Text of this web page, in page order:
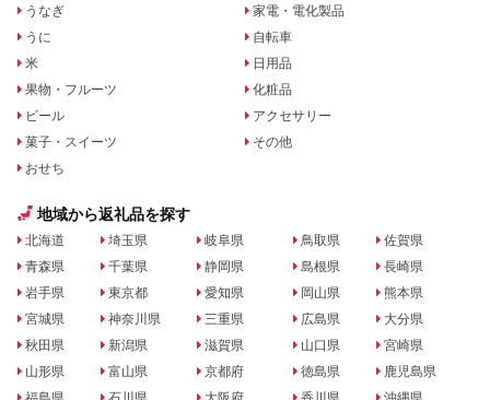
うなぎ
うに
米
果物・フルーツ
ビール
菓子・スイーツ
おせち
家電・電化製品
自転車
日用品
化粧品
アクセサリー
その他
地域から返礼品を探す
北海道
青森県
岩手県
宮城県
秋田県
山形県
埼玉県
千葉県
東京都
神奈川県
新潟県
富山県
岐阜県
静岡県
愛知県
三重県
滋賀県
京都府
鳥取県
島根県
岡山県
広島県
山口県
徳島県
佐賀県
長崎県
熊本県
大分県
宮崎県
鹿児島県